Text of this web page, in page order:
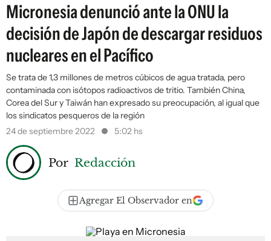
Micronesia denunció ante la ONU la
decisión de Japón de descargar residuos
nucleares en el Pacífico
Se trata de 1,3 millones de metros cúbicos de agua tratada, pero
contaminada con isótopos radioactivos de tritio. También China,
Corea del Sur y Taiwán han expresado su preocupación, al igual que
los sindicatos pesqueros de la región
24 de septiembre 2022
5:02 hs
Por Redacción
Agregar El Observador en